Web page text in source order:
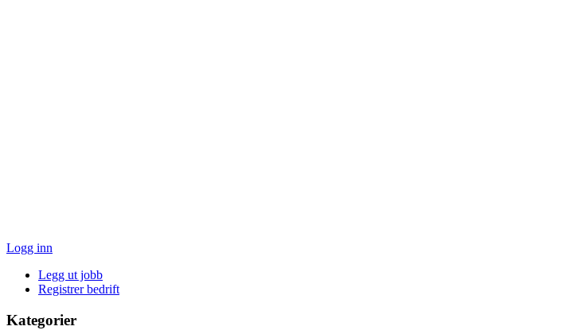
Logg inn
Legg ut jobb
Registrer bedrift
Kategorier